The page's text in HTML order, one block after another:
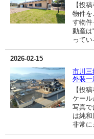
【投
物件
す物
動産は
ってい
2026-02-15
市川
外装一
【投
ケール
写真
は純
非常に